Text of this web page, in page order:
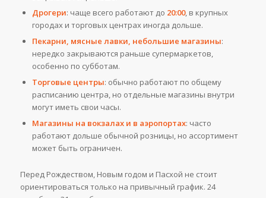
Дрогери: чаще всего работают до 20:00, в крупных
городах и торговых центрах иногда дольше.
Пекарни, мясные лавки, небольшие магазины:
нередко закрываются раньше супермаркетов,
особенно по субботам.
Торговые центры: обычно работают по общему
расписанию центра, но отдельные магазины внутри
могут иметь свои часы.
Магазины на вокзалах и в аэропортах: часто
работают дольше обычной розницы, но ассортимент
может быть ограничен.
Перед Рождеством, Новым годом и Пасхой не стоит
ориентироваться только на привычный график. 24